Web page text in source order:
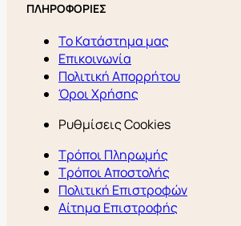
ΠΛΗΡΟΦΟΡΙΕΣ
Το Κατάστημα μας
Επικοινωνία
Πολιτική Απορρήτου
Όροι Χρήσης
Ρυθμίσεις Cookies
Τρόποι Πληρωμής
Τρόποι Αποστολής
Πολιτική Επιστροφών
Αίτημα Επιστροφής